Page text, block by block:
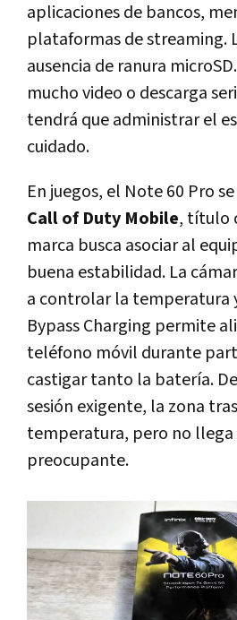
aplicaciones de bancos,
plataformas de streaming.
ausencia de ranura
mucho video o descarga
tendrá que administrar el
cuidado.
En juegos, el Note 60 Pro
Call of Duty Mobile, título
marca busca asociar al
buena estabilidad. La
a controlar la temperatura
Bypass Charging permite
teléfono móvil durante
castigar tanto la batería.
sesión exigente, la zona
temperatura, pero no llega
preocupante.